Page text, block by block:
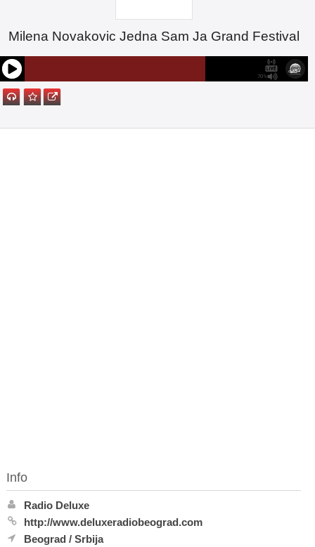
Milena Novakovic Jedna Sam Ja Grand Festival
70%
Info
Radio Deluxe
http://www.deluxeradiobeograd.com
Beograd / Srbija